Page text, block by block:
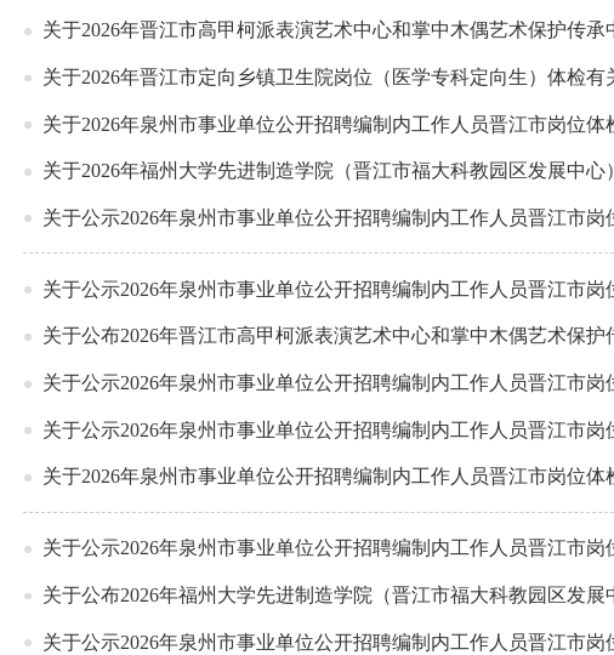
关于2026年晋江市高甲柯派表演艺术中心和掌中木偶艺术保护传
关于2026年晋江市定向乡镇卫生院岗位（医学专科定向生）体检有
关于2026年泉州市事业单位公开招聘编制内工作人员晋江市岗位体
关于2026年福州大学先进制造学院（晋江市福大科教园区发展中
关于公示2026年泉州市事业单位公开招聘编制内工作人员晋江市岗
关于公示2026年泉州市事业单位公开招聘编制内工作人员晋江市岗
关于公布2026年晋江市高甲柯派表演艺术中心和掌中木偶艺术保
关于公示2026年泉州市事业单位公开招聘编制内工作人员晋江市岗
关于公示2026年泉州市事业单位公开招聘编制内工作人员晋江市岗
关于2026年泉州市事业单位公开招聘编制内工作人员晋江市岗位体
关于公示2026年泉州市事业单位公开招聘编制内工作人员晋江市岗
关于公布2026年福州大学先进制造学院（晋江市福大科教园区发
关于公示2026年泉州市事业单位公开招聘编制内工作人员晋江市岗